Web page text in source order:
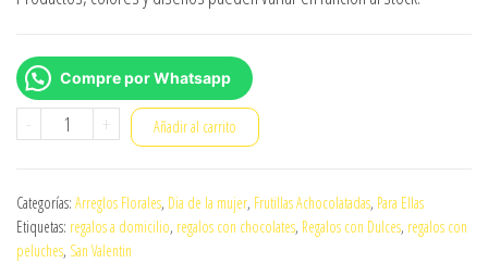
Compre por Whatsapp
-
Arreglo
cantidad
+ Añadir al carrito
Categorías: Arreglos Florales, Dia de la mujer, Frutillas Achocolatadas, Para Ellas
Etiquetas: regalos a domicilio, regalos con chocolates, Regalos con Dulces, regalos con
peluches, San Valentin